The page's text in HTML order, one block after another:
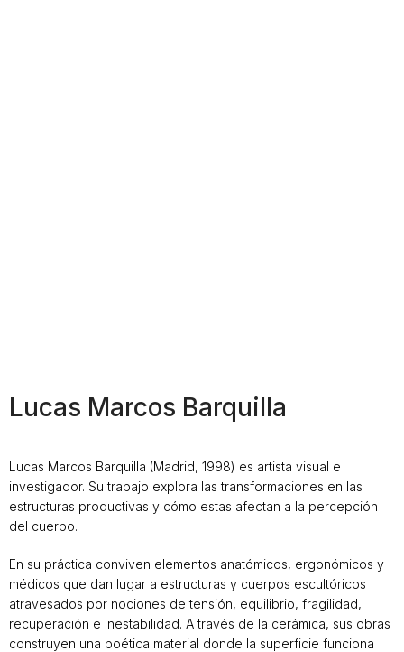
Lucas Marcos Barquilla
Lucas Marcos Barquilla (Madrid, 1998) es artista visual e
investigador. Su trabajo explora las transformaciones en las
estructuras productivas y cómo estas afectan a la percepción
del cuerpo.
En su práctica conviven elementos anatómicos, ergonómicos y
médicos que dan lugar a estructuras y cuerpos escultóricos
atravesados por nociones de tensión, equilibrio, fragilidad,
recuperación e inestabilidad. A través de la cerámica, sus obras
construyen una poética material donde la superficie funciona